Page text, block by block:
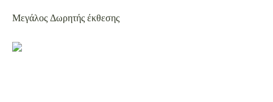
Μεγάλος Δωρητής έκθεσης